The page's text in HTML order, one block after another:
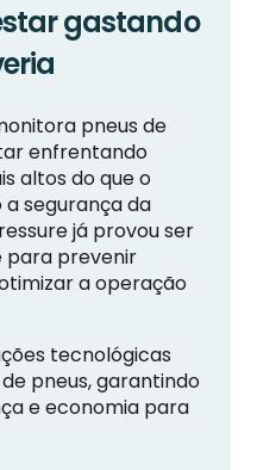
gastando
pneus de
enfrentando
altos do que o
segurança da
já provou ser
para prevenir
a operação
tecnológicas
pneus, garantindo
e economia para